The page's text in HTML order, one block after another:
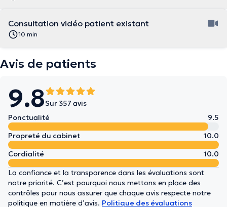
Consultation vidéo patient existant
10 min
Avis de patients
9.8Sur 357 avis
Ponctualité
9.5
Propreté du cabinet
10.0
Cordialité
10.0
La confiance et la transparence dans les évaluations sont
notre priorité. C’est pourquoi nous mettons en place des
contrôles pour nous assurer que chaque avis respecte notre
politique en matière d’avis. Politique des évaluations